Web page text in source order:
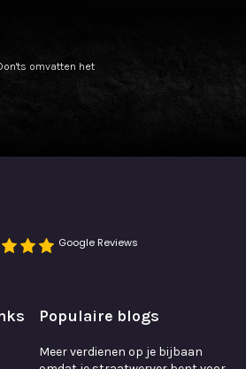
omvatten het
Google Reviews
Populaire blogs
Meer verdienen op je bijbaan